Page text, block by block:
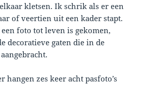
kletsen. Ik schrik als er een
of veertien uit een kader stapt.
foto tot leven is gekomen,
decoratieve gaten die in de
hangen zes keer acht pasfoto’s